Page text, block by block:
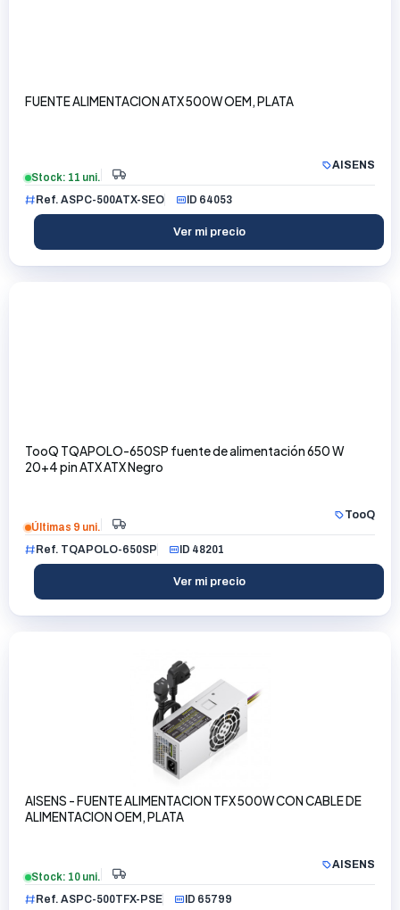
FUENTE ALIMENTACION ATX 500W OEM, PLATA
AISENS
Stock: 11 uni.
Ref. ASPC-500ATX-SEO
ID 64053
Ver mi precio
TooQ TQAPOLO-650SP fuente de alimentación 650 W
20+4 pin ATX ATX Negro
TooQ
Últimas 9 uni.
Ref. TQAPOLO-650SP
ID 48201
Ver mi precio
AISENS - FUENTE ALIMENTACION TFX 500W CON CABLE DE
ALIMENTACION OEM, PLATA
AISENS
Stock: 10 uni.
Ref. ASPC-500TFX-PSE
ID 65799